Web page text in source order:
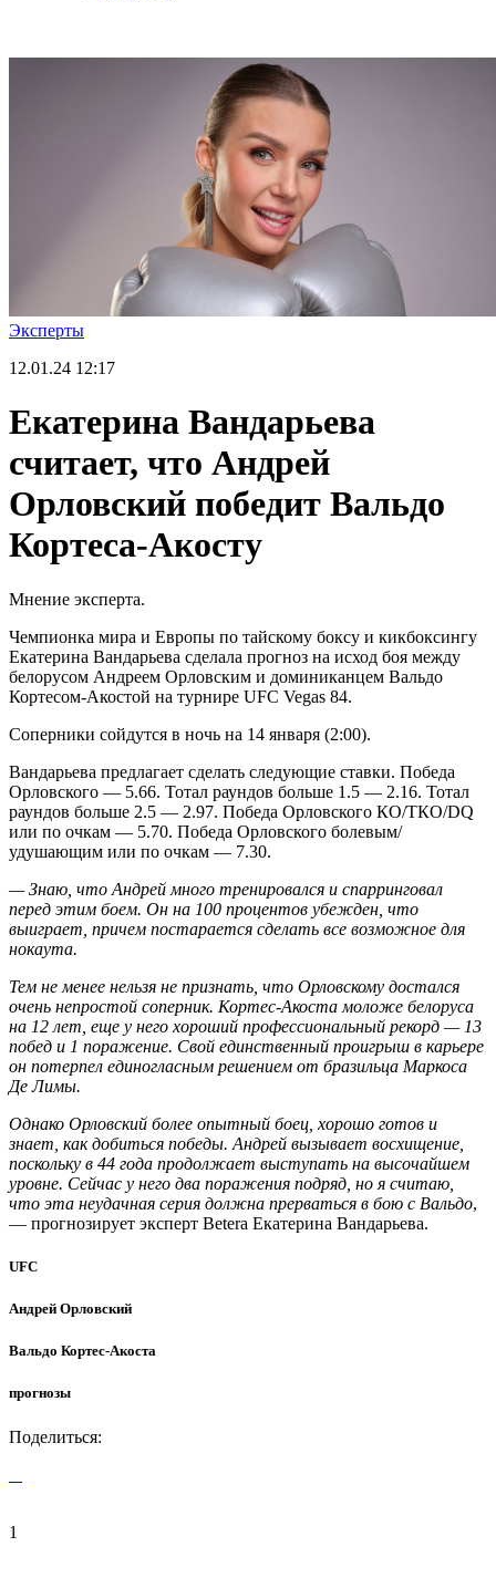
Эксперты
12.01.24 12:17
Екатерина Вандарьева
считает, что Андрей
Орловский победит Вальдо
Кортеса-Акосту
Мнение эксперта.
Чемпионка мира и Европы по тайскому боксу и кикбоксингу
Екатерина Вандарьева сделала прогноз на исход боя между
белорусом Андреем Орловским и доминиканцем Вальдо
Кортесом-Акостой на турнире UFC Vegas 84.
Соперники сойдутся в ночь на 14 января (2:00).
Вандарьева предлагает сделать следующие ставки. Победа
Орловского — 5.66. Тотал раундов больше 1.5 — 2.16. Тотал
раундов больше 2.5 — 2.97. Победа Орловского КО/ТКО/DQ
или по очкам — 5.70. Победа Орловского болевым/
удушающим или по очкам — 7.30.
— Знаю, что Андрей много тренировался и спарринговал
перед этим боем. Он на 100 процентов убежден, что
выиграет, причем постарается сделать все возможное для
нокаута.
Тем не менее нельзя не признать, что Орловскому достался
очень непростой соперник. Кортес-Акоста моложе белоруса
на 12 лет, еще у него хороший профессиональный рекорд — 13
побед и 1 поражение. Свой единственный проигрыш в карьере
он потерпел единогласным решением от бразильца Маркоса
Де Лимы.
Однако Орловский более опытный боец, хорошо готов и
знает, как добиться победы. Андрей вызывает восхищение,
поскольку в 44 года продолжает выступать на высочайшем
уровне. Сейчас у него два поражения подряд, но я считаю,
что эта неудачная серия должна прерваться в бою с Вальдо,
— прогнозирует эксперт Betera Екатерина Вандарьева.
UFC
Андрей Орловский
Вальдо Кортес-Акоста
прогнозы
Поделиться:
1